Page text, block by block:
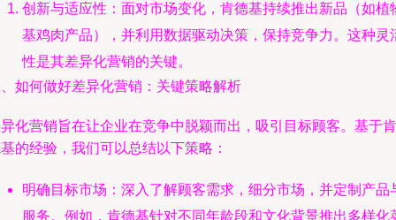
创新与适应性：面对市场变化，肯德基持续推出新品（如植
基鸡肉产品），并利用数据驱动决策，保持竞争力。这种灵
性是其差异化营销的关键。
如何做好差异化营销：关键策略解析
化营销旨在让企业在竞争中脱颖而出，吸引目标顾客。基于肯
的经验，我们可以总结以下策略：
明确目标市场：深入了解顾客需求，细分市场，并定制产品
服务。例如，肯德基针对不同年龄段和文化背景推出多样化